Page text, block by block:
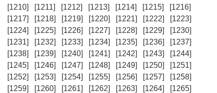
[1210]
[1211] [1212] [1213] [1214] [1215]
[1216]
[1217]
[1218] [1219] [1220] [1221] [1222]
[1223]
[1224]
[1225] [1226] [1227] [1228] [1229]
[1230]
[1231]
[1232] [1233] [1234] [1235] [1236]
[1237]
[1238]
[1239] [1240] [1241] [1242] [1243]
[1244]
[1245]
[1246] [1247] [1248] [1249] [1250]
[1251]
[1252]
[1253] [1254] [1255] [1256] [1257]
[1258]
[1259]
[1260] [1261] [1262] [1263] [1264]
[1265]